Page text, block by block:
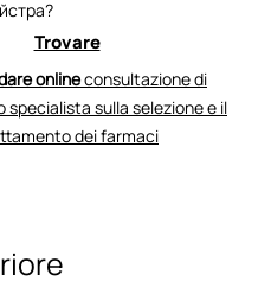
Trovare
onlineconsultazione di
specialista sulla selezione e il
dei farmaci